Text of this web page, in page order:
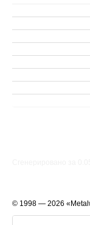
© 1998 — 2026